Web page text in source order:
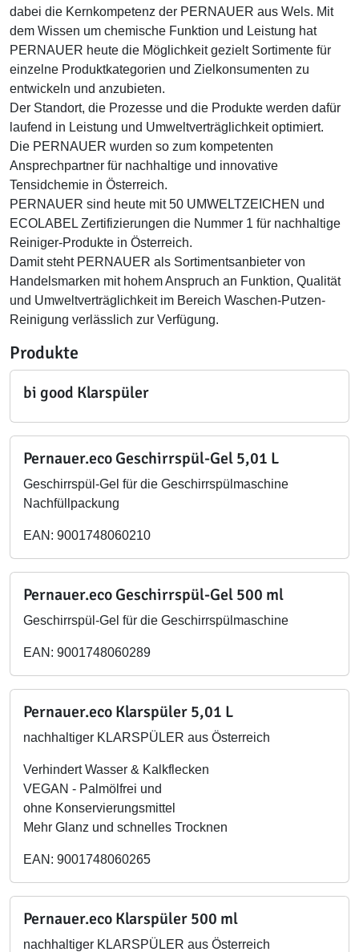
dabei die Kernkompetenz der PERNAUER aus Wels. Mit
dem Wissen um chemische Funktion und Leistung hat
PERNAUER heute die Möglichkeit gezielt Sortimente für
einzelne Produktkategorien und Zielkonsumenten zu
entwickeln und anzubieten.
Der Standort, die Prozesse und die Produkte werden dafür
laufend in Leistung und Umweltverträglichkeit optimiert.
Die PERNAUER wurden so zum kompetenten
Ansprechpartner für nachhaltige und innovative
Tensidchemie in Österreich.
PERNAUER sind heute mit 50 UMWELTZEICHEN und
ECOLABEL Zertifizierungen die Nummer 1 für nachhaltige
Reiniger-Produkte in Österreich.
Damit steht PERNAUER als Sortimentsanbieter von
Handelsmarken mit hohem Anspruch an Funktion, Qualität
und Umweltverträglichkeit im Bereich Waschen-Putzen-
Reinigung verlässlich zur Verfügung.
Produkte
bi good Klarspüler
Pernauer.eco Geschirrspül-Gel 5,01 L
Geschirrspül-Gel für die Geschirrspülmaschine
Nachfüllpackung
EAN: 9001748060210
Pernauer.eco Geschirrspül-Gel 500 ml
Geschirrspül-Gel für die Geschirrspülmaschine
EAN: 9001748060289
Pernauer.eco Klarspüler 5,01 L
nachhaltiger KLARSPÜLER aus Österreich
Verhindert Wasser & Kalkflecken
VEGAN - Palmölfrei und
ohne Konservierungsmittel
Mehr Glanz und schnelles Trocknen
EAN: 9001748060265
Pernauer.eco Klarspüler 500 ml
nachhaltiger KLARSPÜLER aus Österreich